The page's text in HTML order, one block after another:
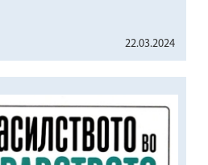
22.03.2024